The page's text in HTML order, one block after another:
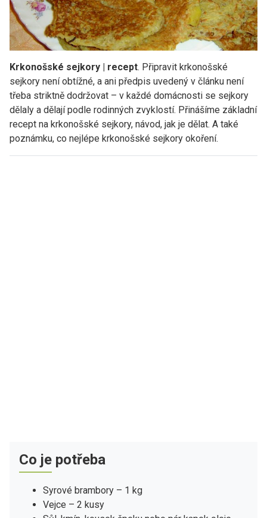
Krkonošské sejkory | recept. Připravit krkonošské
sejkory není obtížné, a ani předpis uvedený v článku není
třeba striktně dodržovat – v každé domácnosti se sejkory
dělaly a dělají podle rodinných zvyklostí. Přinášíme základní
recept na krkonošské sejkory, návod, jak je dělat. A také
poznámku, co nejlépe krkonošské sejkory okoření.
Co je potřeba
Syrové brambory – 1 kg
Vejce – 2 kusy